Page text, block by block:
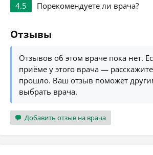
4.5
Порекомендуете ли врача?
Отзывы
Отзывов об этом враче пока нет.
приёме у этого врача —
прошло. Ваш отзыв поможет
выбрать врача.
Добавить отзыв на врача